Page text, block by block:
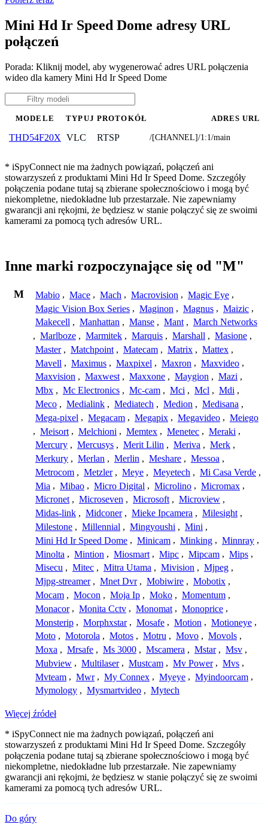
Mini Hd Ir Speed Dome adresy URL
połączeń
Porada: Kliknij model, aby wygenerować adres URL połączenia
wideo dla kamery Mini Hd Ir Speed Dome
MODELE TYPUJ PROTOKÓŁ ADRES URL
THD54F20X VLC RTSP /[CHANNEL]/1:1/main
* iSpyConnect nie ma żadnych powiązań, połączeń ani
stowarzyszeń z produktami Mini Hd Ir Speed Dome. Szczegóły
połączenia podane tutaj są zbierane społecznościowo i mogą być
niekompletne, niedokładne lub przestarzałe. Nie zapewniamy
gwarancji ani rękojmi, że będziesz w stanie połączyć się ze swoimi
kamerami za pomocą tych adresów URL.
Inne marki rozpoczynające się od "M"
M Mabio , Mace , Mach , Macrovision , Magic Eye ,
Magic Vision Box Series , Maginon , Magnus , Maizic ,
Makecell , Manhattan , Manse , Mant , March Networks
, Marlboze , Marmitek , Marquis , Marshall , Masione ,
Master , Matchpoint , Matecam , Matrix , Mattex ,
Mavell , Maximus , Maxpixel , Maxron , Maxvideo ,
Maxvision , Maxwest , Maxxone , Maygion , Mazi ,
Mbx , Mc Electronics , Mc-cam , Mci , Mcl , Mdi ,
Meco , Medialink , Mediatech , Medion , Medisana ,
Mega-pixel , Megacam , Megapix , Megavideo , Meiego
, Meisort , Melchioni , Memtex , Menetec , Meraki ,
Mercury , Mercusys , Merit Lilin , Meriva , Merk ,
Merkury , Merlan , Merlin , Meshare , Messoa ,
Metrocom , Metzler , Meye , Meyetech , Mi Casa Verde ,
Mia , Mibao , Micro Digital , Microlino , Micromax ,
Micronet , Microseven , Microsoft , Microview ,
Midas-link , Midconer , Mieke Ipcamera , Milesight ,
Milestone , Millennial , Mingyoushi , Mini ,
Mini Hd Ir Speed Dome , Minicam , Minking , Minnray ,
Minolta , Mintion , Miosmart , Mipc , Mipcam , Mips ,
Misecu , Mitec , Mitra Utama , Mivision , Mjpeg ,
Mjpg-streamer , Mnet Dvr , Mobiwire , Mobotix ,
Mocam , Mocon , Moja Ip , Moko , Momentum ,
Monacor , Monita Cctv , Monomat , Monoprice ,
Monsterip , Morphxstar , Mosafe , Motion , Motioneye ,
Moto , Motorola , Motos , Motru , Movo , Movols ,
Moxa , Mrsafe , Ms 3000 , Mscamera , Mstar , Msv ,
Mubview , Multilaser , Mustcam , Mv Power , Mvs ,
Mvteam , Mwr , My Connex , Myeye , Myindoorcam ,
Mymology , Mysmartvideo , Mytech
Więcej źródeł
* iSpyConnect nie ma żadnych powiązań, połączeń ani
stowarzyszeń z produktami Mini Hd Ir Speed Dome. Szczegóły
połączenia podane tutaj są zbierane społecznościowo i mogą być
niekompletne, niedokładne lub przestarzałe. Nie zapewniamy
gwarancji ani rękojmi, że będziesz w stanie połączyć się ze swoimi
kamerami za pomocą tych adresów URL.
Do góry